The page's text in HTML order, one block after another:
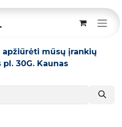
mūsų įrankių
30G. Kaunas